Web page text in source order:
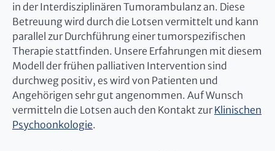
in der Interdisziplinären Tumorambulanz an. Diese
Betreuung wird durch die Lotsen vermittelt und kann
parallel zur Durchführung einer tumorspezifischen
Therapie stattfinden. Unsere Erfahrungen mit diesem
Modell der frühen palliativen Intervention sind
durchweg positiv, es wird von Patienten und
Angehörigen sehr gut angenommen. Auf Wunsch
vermitteln die Lotsen auch den Kontakt zur Klinischen
Psychoonkologie.